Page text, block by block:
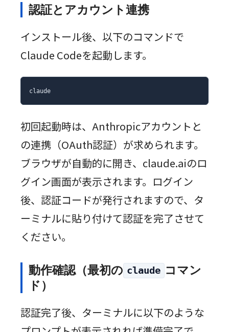
認証とアカウント連携
インストール後、以下のコマンドで
Claude Codeを起動します。
claude
初回起動時は、Anthropicアカウントと
の連携（OAuth認証）が求められます。
ブラウザが自動的に開き、claude.aiのロ
グイン画面が表示されます。ログイン
後、認証コードが発行されますので、タ
ーミナルに貼り付けて認証を完了させて
ください。
動作確認（最初の claude コマン
ド）
認証完了後、ターミナルに以下のような